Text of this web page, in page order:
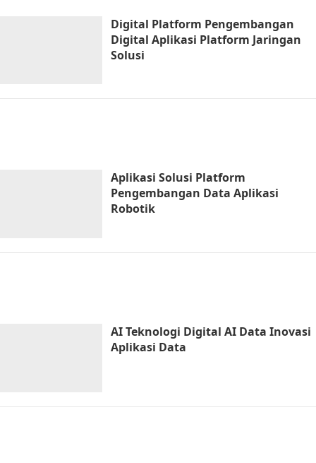
Digital Platform Pengembangan
Digital Aplikasi Platform Jaringan
Solusi
Aplikasi Solusi Platform
Pengembangan Data Aplikasi
Robotik
AI Teknologi Digital AI Data Inovasi
Aplikasi Data